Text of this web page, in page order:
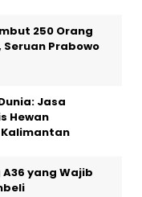
250 Orang
Prabowo
Jasa
Hewan
Kalimantan
yang Wajib